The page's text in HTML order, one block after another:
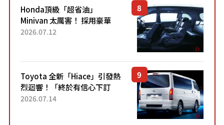
Honda頂級「超省油」
Minivan 太厲害！ 採用豪華
「真皮座椅」與專屬「黑色內
「三...
2026.07.12
Toyota 全新「Hiace」引發熱
烈迴響！「終於有信心下訂
了！」「哪個等級交車最
2026.07.14